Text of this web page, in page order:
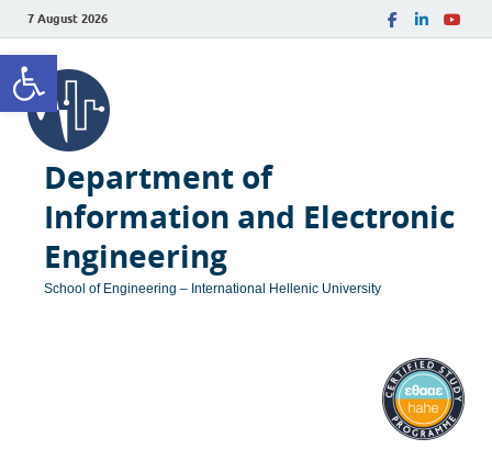
Open toolbar
7 August 2026
Department of
Information and Electronic
Engineering
School of Engineering – International Hellenic University